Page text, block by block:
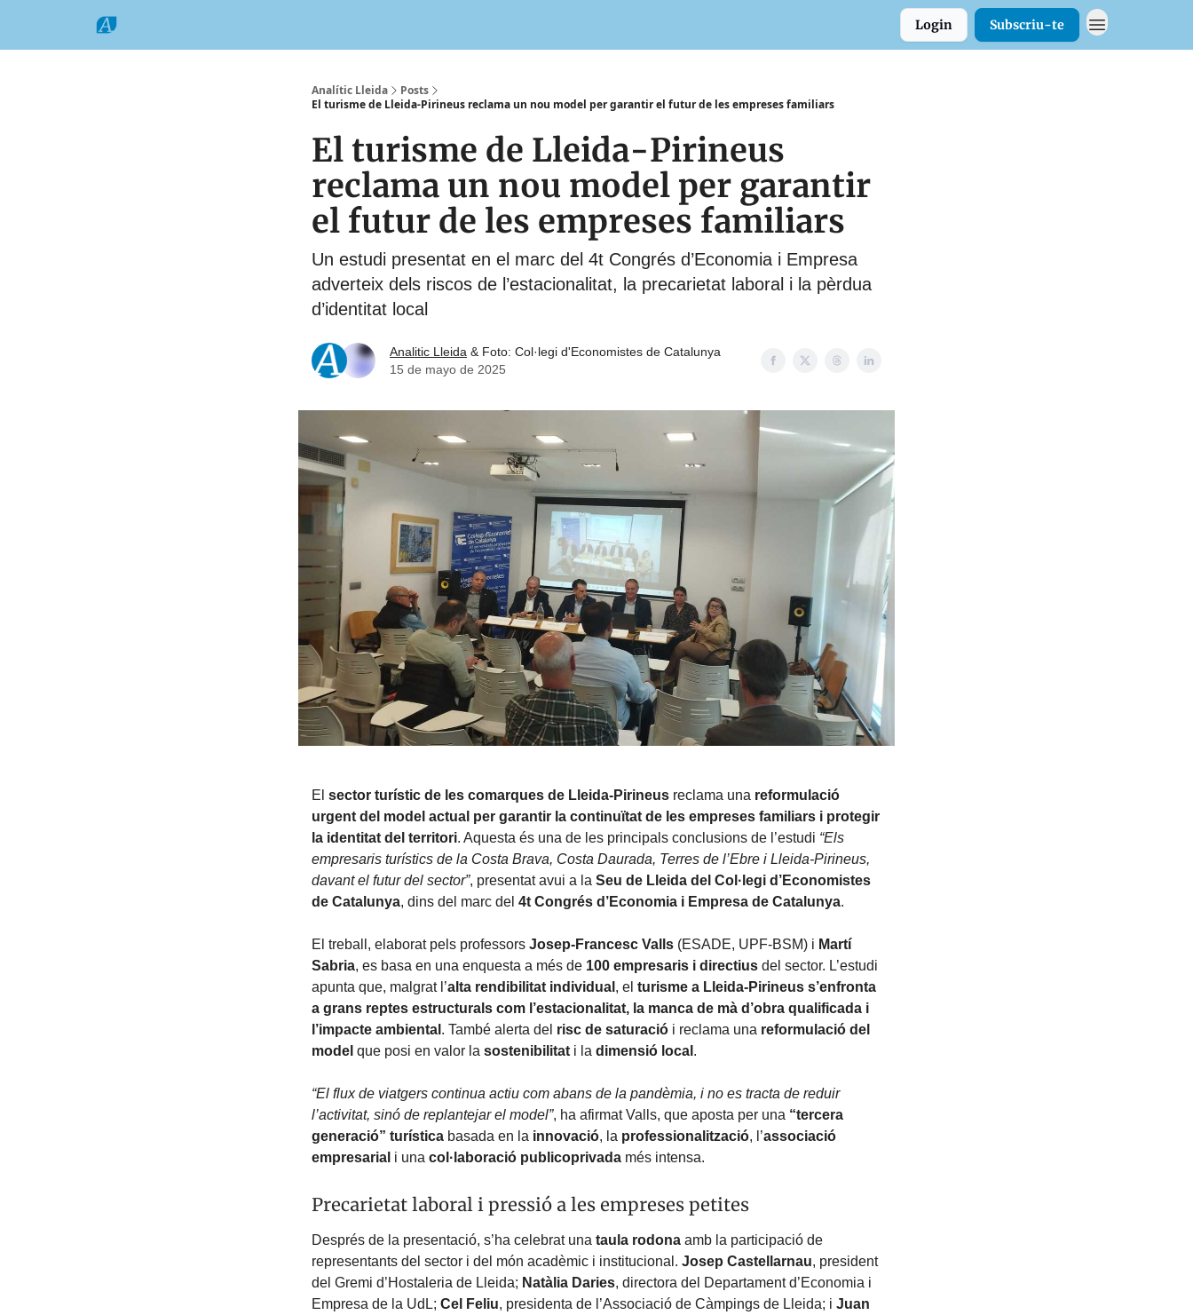
Login Subscriu-te
Analític Lleida
Posts
El turisme de Lleida-Pirineus reclama un nou model per garantir el futur de les empreses familiars
El turisme de Lleida-Pirineus
reclama un nou model per garantir
el futur de les empreses familiars
Un estudi presentat en el marc del 4t Congrés d’Economia i Empresa
adverteix dels riscos de l’estacionalitat, la precarietat laboral i la pèrdua
d’identitat local
Analitic Lleida & Foto: Col·legi d'Economistes de Catalunya
15 de mayo de 2025
El sector turístic de les comarques de Lleida-Pirineus reclama una reformulació
urgent del model actual per garantir la continuïtat de les empreses familiars i protegir
la identitat del territori. Aquesta és una de les principals conclusions de l’estudi “Els
empresaris turístics de la Costa Brava, Costa Daurada, Terres de l’Ebre i Lleida-Pirineus,
davant el futur del sector”, presentat avui a la Seu de Lleida del Col·legi d’Economistes
de Catalunya, dins del marc del 4t Congrés d’Economia i Empresa de Catalunya.
El treball, elaborat pels professors Josep-Francesc Valls (ESADE, UPF-BSM) i Martí
Sabria, es basa en una enquesta a més de 100 empresaris i directius del sector. L’estudi
apunta que, malgrat l’alta rendibilitat individual , el turisme a Lleida-Pirineus s’enfronta
a grans reptes estructurals com l’estacionalitat, la manca de mà d’obra qualificada i
l’impacte ambiental . També alerta del risc de saturació i reclama una reformulació del
model que posi en valor la sostenibilitat i la dimensió local .
“El flux de viatgers continua actiu com abans de la pandèmia, i no es tracta de reduir
l’activitat, sinó de replantejar el model”, ha afirmat Valls, que aposta per una “tercera
generació” turística basada en la innovació, la professionalització, l’associació
empresarial i una col·laboració publicoprivada més intensa.
Precarietat laboral i pressió a les empreses petites
Després de la presentació, s’ha celebrat una taula rodona amb la participació de
representants del sector i del món acadèmic i institucional. Josep Castellarnau, president
del Gremi d’Hostaleria de Lleida; Natàlia Daries, directora del Departament d’Economia i
Empresa de la UdL; Cel Feliu, presidenta de l’Associació de Càmpings de Lleida; i Juan